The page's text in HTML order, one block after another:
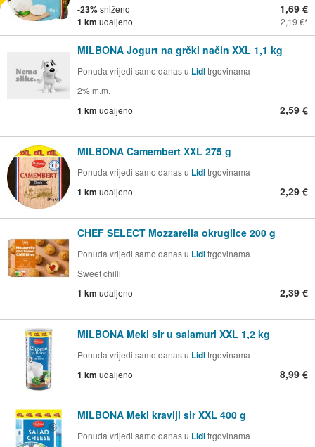
-23%sniženo
1 km udaljeno
1,69 €
2,19 €
MILBONA Jogurt na grčki način XXL 1,1 kg
Ponuda vrijedi samo danas u Lidltrgovinama
2% m.m.
1 km udaljeno 2,59 €
MILBONA Camembert XXL 275 g
Ponuda vrijedi samo danas u Lidltrgovinama
1 km udaljeno 2,29 €
CHEF SELECT Mozzarella okruglice 200 g
Ponuda vrijedi samo danas u Lidltrgovinama
Sweet chilli
1 km udaljeno 2,39 €
MILBONA Meki sir u salamuri XXL 1,2 kg
Ponuda vrijedi samo danas u Lidltrgovinama
1 km udaljeno 8,99 €
MILBONA Meki kravlji sir XXL 400 g
Ponuda vrijedi samo danas u Lidltrgovinama